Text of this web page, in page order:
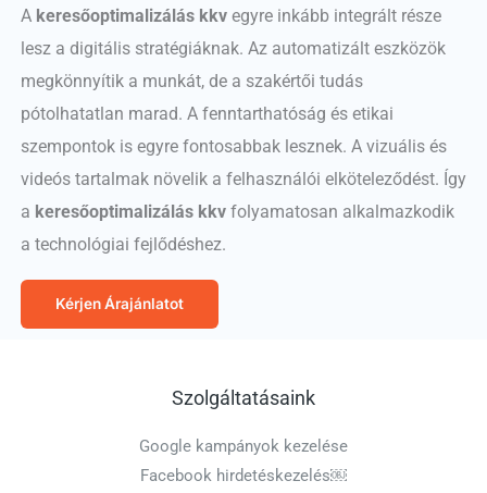
A keresőoptimalizálás kkvegyre inkább integrált része
lesz a digitális stratégiáknak. Az automatizált eszközök
megkönnyítik a munkát, de a szakértői tudás
pótolhatatlan marad. A fenntarthatóság és etikai
szempontok is egyre fontosabbak lesznek. A vizuális és
videós tartalmak növelik a felhasználói elköteleződést. Így
a keresőoptimalizálás kkvfolyamatosan alkalmazkodik
a technológiai fejlődéshez.
Kérjen Árajánlatot
Szolgáltatásaink
Google kampányok kezelése
Facebook hirdetéskezelés￼